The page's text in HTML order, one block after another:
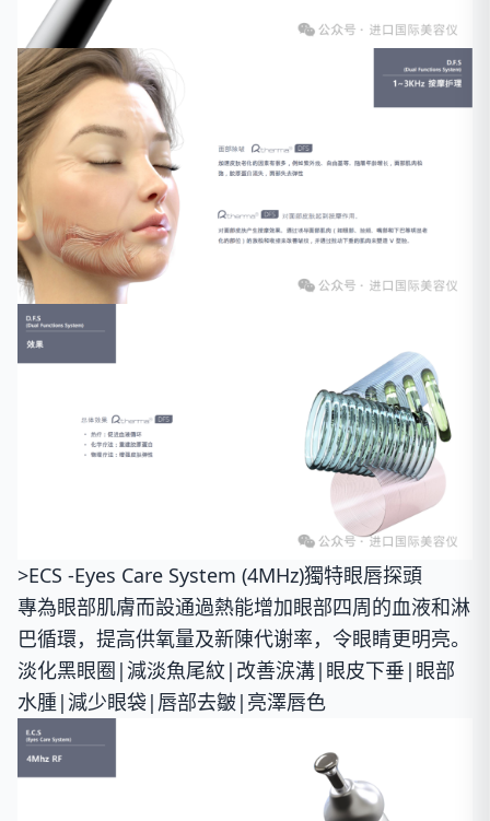
>ECS -Eyes Care System (4MHz)獨特眼唇探頭
專為眼部肌膚而設通過熱能增加眼部四周的血液和淋
巴循環，提高供氧量及新陳代谢率，令眼睛更明亮。
淡化黑眼圈|減淡魚尾紋|改善涙溝|眼皮下垂|眼部
水腫|減少眼袋|唇部去皺|亮澤唇色